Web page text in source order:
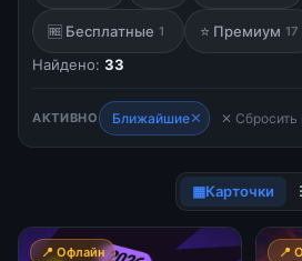
🆓 Бесплатные 1 ⭐ Премиум 17
Найдено: 33
АКТИВНО Ближайшие✕ ✕ Сбросить
▦Карточки
📍 Офлайн 📍